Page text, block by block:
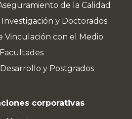
de la Calidad
y Doctorados
Vinculación con el Medio
Facultades
y Postgrados
corporativas